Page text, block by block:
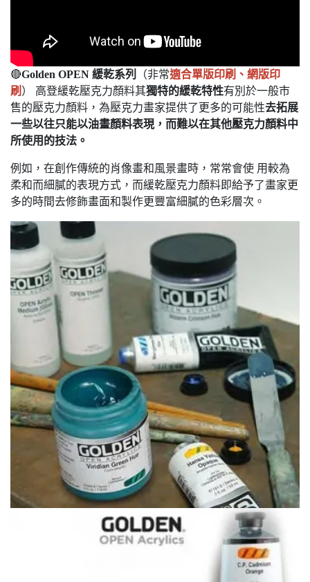
🔴Golden OPEN 緩乾系列 （非常適合單版印刷、網版印
刷 ） 高登緩乾壓克力顏料其獨特的緩乾特性有別於一般市
售的壓克力顏料，為壓克力畫家提供了更多的可能性去拓展
一些以往只能以油畫顏料表現，而難以在其他壓克力顏料中
所使用的技法。
例如，在創作傳統的肖像畫和風景畫時，常常會使 用較為
柔和而細膩的表現方式，而緩乾壓克力顏料即給予了畫家更
多的時間去修飾畫面和製作更豐富細膩的色彩層次。